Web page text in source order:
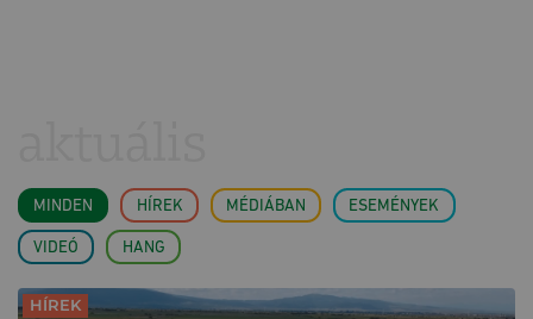
MINDEN HÍREK MÉDIÁBAN ESEMÉNYEK
VIDEÓ HANG
HÍREK